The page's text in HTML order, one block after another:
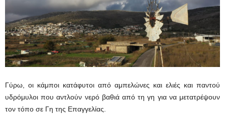
Γύρω, οι κάμποι κατάφυτοι από αμπελώνες και ελιές και παντού
υδρόμυλοι που αντλούν νερό βαθιά από τη γη για να μετατρέψουν
τον τόπο σε Γη της Επαγγελίας.